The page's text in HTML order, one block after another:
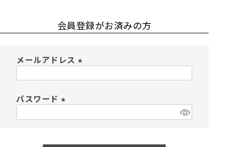
会員登録がお済みの方
メールアドレス
パスワード